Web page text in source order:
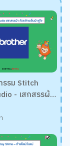
รรม Stitch
- เสกสรรผ้า